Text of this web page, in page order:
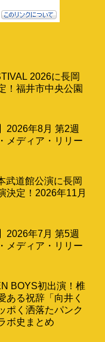
2026に長岡
！福井市中央公園
2026年8月 第2週
メディア・リリー
武道館公演に長岡
決定！2026年11月
2026年7月 第5週
メディア・リリー
BOYS初出演！椎
ある祝辞「向井く
ポく洒落たパンク
ボ史まとめ